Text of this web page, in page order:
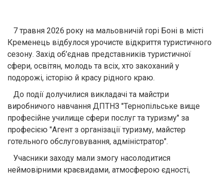
7 травня 2026 року на мальовничій горі Боні в місті
Кременець відбулося урочисте відкриття туристичного
сезону. Захід об’єднав представників туристичної
сфери, освітян, молодь та всіх, хто закоханий у
подорожі, історію й красу рідного краю.
До події долучилися викладачі та майстри
виробничого навчання ДПТНЗ "Тернопільське вище
професійне училище сфери послуг та туризму" за
професією "Агент з організації туризму, майстер
готельного обслуговування, адміністратор".
Учасники заходу мали змогу насолодитися
неймовірними краєвидами, атмосферою єдності,